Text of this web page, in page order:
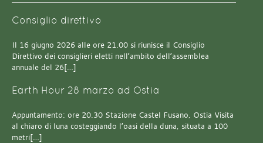
Consiglio direttivo
Il 16 giugno 2026 alle ore 21.00 si riunisce il Consiglio
Direttivo dei consiglieri eletti nell’ambito dell’assemblea
annuale del 26[…]
Earth Hour 28 marzo ad Ostia
Appuntamento: ore 20.30 Stazione Castel Fusano, Ostia Visita
al chiaro di luna costeggiando l’oasi della duna, situata a 100
metri[…]